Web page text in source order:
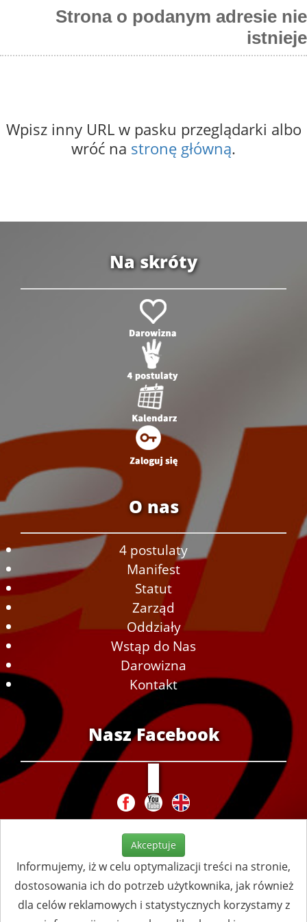
Strona o podanym adresie nie
istnieje
Wpisz inny URL w pasku przeglądarki albo
wróć na stronę główną.
Na skróty
O nas
4 postulaty
Manifest
Statut
Zarząd
Oddziały
Wstąp do Nas
Darowizna
Kontakt
Nasz Facebook
Akceptuje
Informujemy, iż w celu optymalizacji treści na stronie,
dostosowania ich do potrzeb użytkownika, jak również
dla celów reklamowych i statystycznych korzystamy z